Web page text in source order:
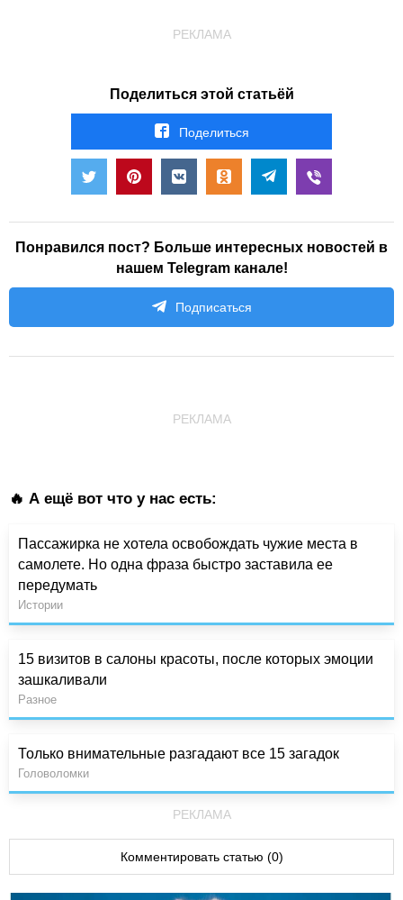
РЕКЛАМА
Поделиться этой статьёй
Поделиться
Понравился пост? Больше интересных новостей в
нашем Telegram канале!
Подписаться
РЕКЛАМА
🔥 А ещё вот что у нас есть:
Пассажирка не хотела освобождать чужие места в
самолете. Но одна фраза быстро заставила ее
передумать
Истории
15 визитов в салоны красоты, после которых эмоции
зашкаливали
Разное
Только внимательные разгадают все 15 загадок
Головоломки
РЕКЛАМА
Комментировать статью (0)